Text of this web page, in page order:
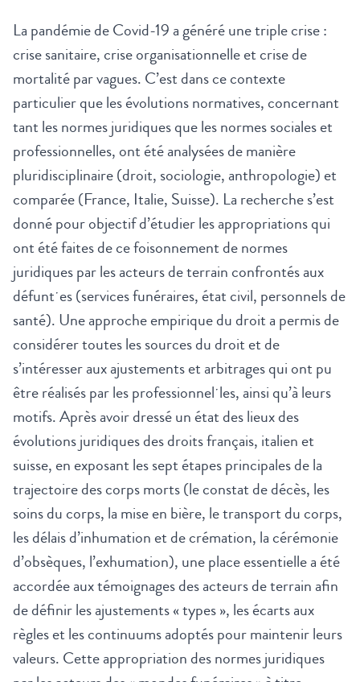
La pandémie de Covid-19 a généré une triple crise :
crise sanitaire, crise organisationnelle et crise de
mortalité par vagues. C’est dans ce contexte
particulier que les évolutions normatives, concernant
tant les normes juridiques que les normes sociales et
professionnelles, ont été analysées de manière
pluridisciplinaire (droit, sociologie, anthropologie) et
comparée (France, Italie, Suisse). La recherche s’est
donné pour objectif d’étudier les appropriations qui
ont été faites de ce foisonnement de normes
juridiques par les acteurs de terrain confrontés aux
défuntˑes (services funéraires, état civil, personnels de
santé). Une approche empirique du droit a permis de
considérer toutes les sources du droit et de
s’intéresser aux ajustements et arbitrages qui ont pu
être réalisés par les professionnelˑles, ainsi qu’à leurs
motifs. Après avoir dressé un état des lieux des
évolutions juridiques des droits français, italien et
suisse, en exposant les sept étapes principales de la
trajectoire des corps morts (le constat de décès, les
soins du corps, la mise en bière, le transport du corps,
les délais d’inhumation et de crémation, la cérémonie
d’obsèques, l’exhumation), une place essentielle a été
accordée aux témoignages des acteurs de terrain afin
de définir les ajustements « types », les écarts aux
règles et les continuums adoptés pour maintenir leurs
valeurs. Cette appropriation des normes juridiques